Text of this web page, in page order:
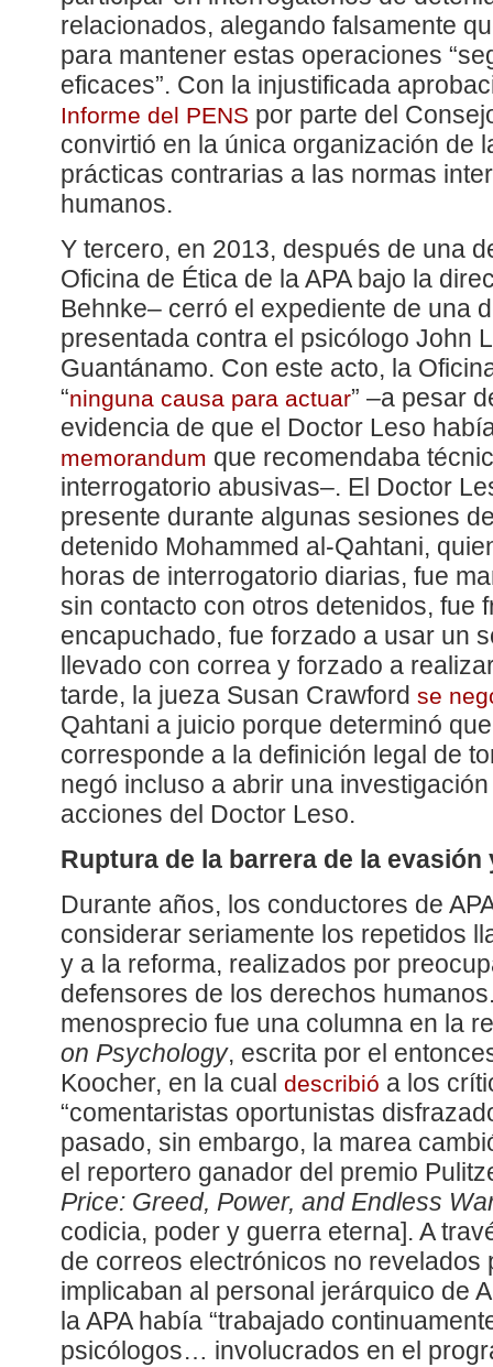
relacionados, alegando falsamente
para mantener estas operaciones
eficaces”. Con la injustificada
Informe del PENS por parte del
convirtió en la única organización de
prácticas contrarias a las normas
humanos.
Y tercero, en 2013, después de una
Oficina de Ética de la APA bajo la
Behnke– cerró el expediente de una
presentada contra el psicólogo John
Guantánamo. Con este acto, la
“ninguna causa para actuar” –a pesar
evidencia de que el Doctor Leso
memorandum que recomendaba
interrogatorio abusivas–. El Doctor
presente durante algunas sesiones
detenido Mohammed al-Qahtani,
horas de interrogatorio diarias, fue
sin contacto con otros detenidos, fue
encapuchado, fue forzado a usar un
llevado con correa y forzado a
tarde, la jueza Susan Crawford se
Qahtani a juicio porque determinó
corresponde a la definición legal de
negó incluso a abrir una
acciones del Doctor Leso.
Ruptura de la barrera de la evasión
Durante años, los conductores de
considerar seriamente los repetidos
y a la reforma, realizados por
defensores de los derechos
menosprecio fue una columna en la
on Psychology, escrita por el
Koocher, en la cual describió a los
“comentaristas oportunistas
pasado, sin embargo, la marea
el reportero ganador del premio
Price: Greed, Power, and Endless
codicia, poder y guerra eterna]. A
de correos electrónicos no revelados
implicaban al personal jerárquico de
la APA había “trabajado
psicólogos… involucrados en el